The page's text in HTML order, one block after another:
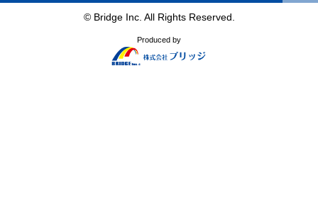
© Bridge Inc. All Rights Reserved.
Produced by